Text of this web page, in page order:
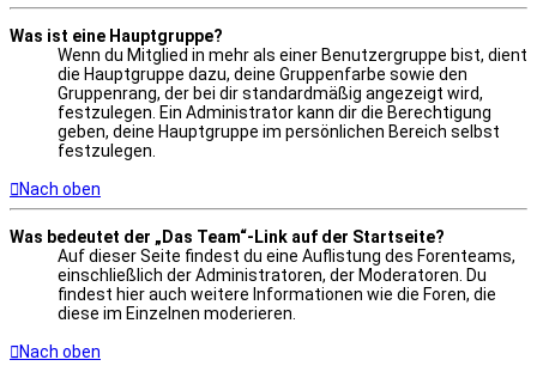
Was ist eine Hauptgruppe?
Wenn du Mitglied in mehr als einer Benutzergruppe bist, dient
die Hauptgruppe dazu, deine Gruppenfarbe sowie den
Gruppenrang, der bei dir standardmäßig angezeigt wird,
festzulegen. Ein Administrator kann dir die Berechtigung
geben, deine Hauptgruppe im persönlichen Bereich selbst
festzulegen.
Nach oben
Was bedeutet der „Das Team“-Link auf der Startseite?
Auf dieser Seite findest du eine Auflistung des Forenteams,
einschließlich der Administratoren, der Moderatoren. Du
findest hier auch weitere Informationen wie die Foren, die
diese im Einzelnen moderieren.
Nach oben